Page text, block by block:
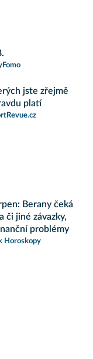
jste zřejmě
platí
Berany čeká
či jiné závazky,
krize a finanční problémy
Horoskopy